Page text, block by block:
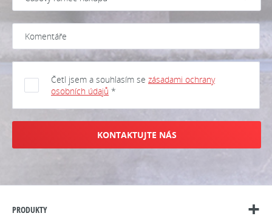
Četl jsem a souhlasím se zásadami ochrany
osobních údajů *
KONTAKTUJTE NÁS
PRODUKTY